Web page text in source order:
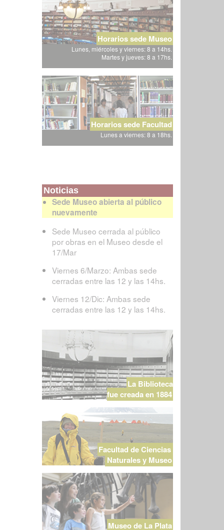
Horarios sede Museo
Lunes, miércoles y viernes: 8 a 14hs.
Martes y jueves: 8 a 17hs.
Horarios sede Facultad
Lunes a viernes: 8 a 18hs.
Noticias
Sede Museo abierta al público
nuevamente
Sede Museo cerrada al público
por obras en el Museo desde el
17/Mar
Viernes 6/Marzo: Ambas sede
cerradas entre las 12 y las 14hs.
Viernes 12/Dic: Ambas sede
cerradas entre las 12 y las 14hs.
La Biblioteca
fue creada en 1884
Facultad de Ciencias
Naturales y Museo
Museo de La Plata